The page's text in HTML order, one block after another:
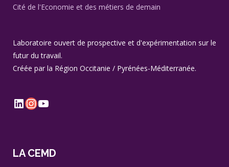
Cité de l'Economie et des métiers de demain
Laboratoire ouvert de prospective et d'expérimentation sur le
futur du travail.
Créée par la Région Occitanie / Pyrénées-Méditerranée.
LinkedIn
Instagram
YouTube
LA CEMD